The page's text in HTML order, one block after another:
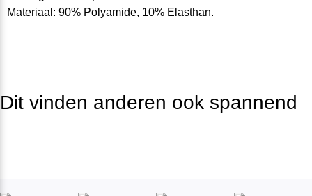
Materiaal: 90% Polyamide, 10% Elasthan.
Dit vinden anderen ook spannend